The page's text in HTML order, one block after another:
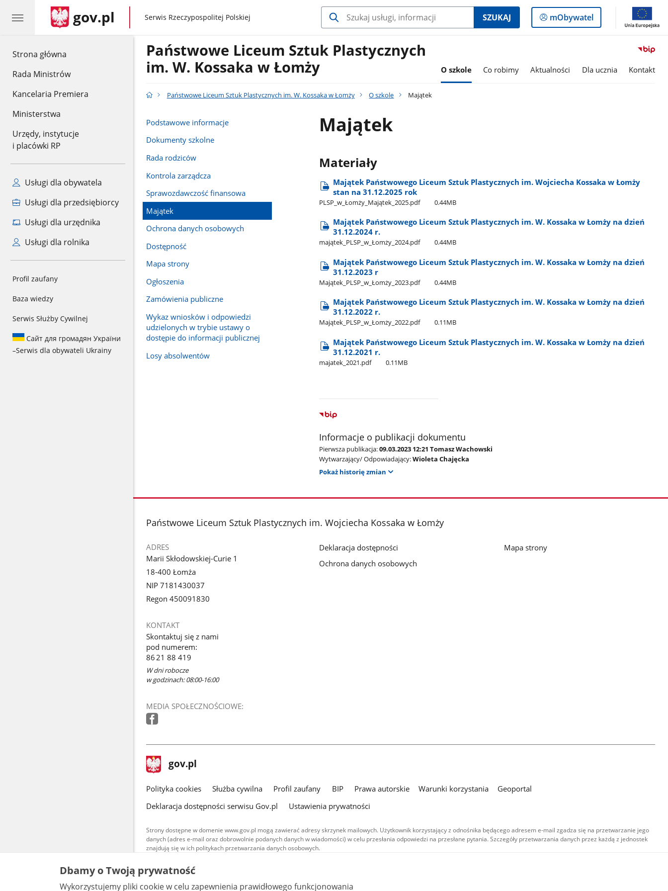
Strona główna
Rada Ministrów
Kancelaria Premiera
Ministerstwa
Urzędy, instytucje
i placówki RP
Usługi dla obywatela
Usługi dla przedsiębiorcy
Usługi dla urzędnika
Usługi dla rolnika
Profil zaufany
Baza wiedzy
Serwis Służby Cywilnej
Сайт для громадян України
–Serwis dla obywateli Ukrainy
gov.pl gov.pl
Serwis Rzeczypospolitej Polskiej SZUKAJ
Logowanie
do
mObywatel
Państwowe Liceum Sztuk Plastycznych
im. W. Kossaka w Łomży
O szkole Co robimy Aktualności Dla ucznia Kontakt
Państwowe Liceum Sztuk Plastycznych im. W. Kossaka w Łomży O szkole Majątek
Podstawowe informacje
Dokumenty szkolne
Rada rodziców
Kontrola zarządcza
Sprawozdawczość finansowa
Majątek
Ochrona danych osobowych
Dostępność
Mapa strony
Ogłoszenia
Zamówienia publiczne
Wykaz wniosków i odpowiedzi
udzielonych w trybie ustawy o
dostępie do informacji publicznej
Losy absolwentów
Majątek
Materiały
Majątek Państwowego Liceum Sztuk Plastycznych im. Wojciecha Kossaka w Łomży
stan na 31.12.2025 rok
PLSP​_w​_Łomży​_Majątek​_2025.pdf 0.44MB
Majątek Państwowego Liceum Sztuk Plastycznych im. W. Kossaka w Łomży na dzień
31.12.2024 r.
majątek​_PLSP​_w​_Łomży​_2024.pdf 0.44MB
Majątek Państwowego Liceum Sztuk Plastycznych im. W. Kossaka w Łomży na dzień
31.12.2023 r
Majątek​_PLSP​_w​_Łomży​_2023.pdf 0.44MB
Majątek Państwowego Liceum Sztuk Plastycznych im. W. Kossaka w Łomży na dzień
31.12.2022 r.
Majątek​_PLSP​_w​_Łomży​_2022.pdf 0.11MB
Majątek Państwowego Liceum Sztuk Plastycznych im. W. Kossaka w Łomży na dzień
31.12.2021 r.
majatek​_2021.pdf 0.11MB
Informacje o publikacji dokumentu
Pierwsza publikacja:09.03.2023 12:21 Tomasz Wachowski
Wytwarzający/ Odpowiadający:Wioleta Chajęcka
Pokaż historię zmian
stopka
Państwowe Liceum Sztuk Plastycznych im. Wojciecha Kossaka w Łomży
ADRES
Marii Skłodowskiej-Curie 1
18-400 Łomża
NIP 7181430037
Regon 450091830
KONTAKT
Skontaktuj się z nami
pod numerem:
86 21 88 419
W dni robocze
w godzinach: 08:00-16:00
MEDIA SPOŁECZNOŚCIOWE:
Deklaracja dostępności
Ochrona danych osobowych
Mapa strony
stopka
gov.pl Strona
gov.pl
gov.pl
Polityka cookies Służba cywilna Profil zaufany BIP Prawa autorskie Warunki korzystania
Geoportal
Deklaracja dostępności serwisu Gov.pl
Ustawienia prywatności
Strony dostępne w domenie www.gov.pl mogą zawierać adresy skrzynek mailowych. Użytkownik korzystający z odnośnika będącego adresem e-mail zgadza się na przetwarzanie jego
danych (adres e-mail oraz dobrowolnie podanych danych w wiadomości) w celu przesłania odpowiedzi na przesłane pytania. Szczegóły przetwarzania danych przez każdą z jednostek
znajdują się w ich politykach przetwarzania danych osobowych.
Treści tekstowe publikowane w serwisie (z wyłączeniem treści audiowizualnych), są
udostępniane na licencji typu Creative Commons: uznanie autorstwa - na tych samych
warunkach 4.0 (CC BY-SA 4.0). Materiały audiowizualne, w tym zdjęcia, materiały audio i wideo,
są udostępniane na licencji typu Creative Commons: uznanie autorstwa użycie niekomercyjne -
Dbamy o Twoją prywatność
Wykorzystujemy pliki cookie w celu zapewnienia prawidłowego funkcjonowania